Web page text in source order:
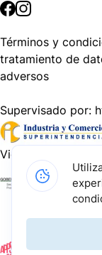
Términos y
tratamiento de
adversos
Supervisado por:
Vigilado por:
Gracias a
solución
desafíos